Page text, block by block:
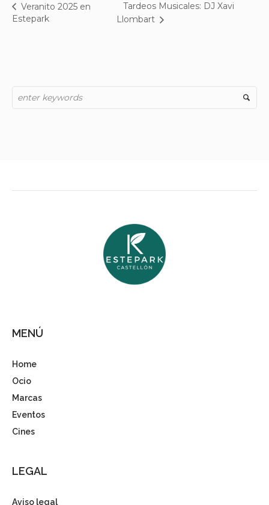
Veranito 2025 en
Estepark
Tardeos Musicales: DJ Xavi
Llombart
MENÚ
Home
Ocio
Marcas
Eventos
Cines
LEGAL
Aviso legal